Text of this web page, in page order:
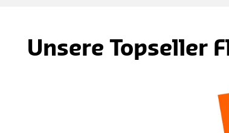
Unsere Topseller